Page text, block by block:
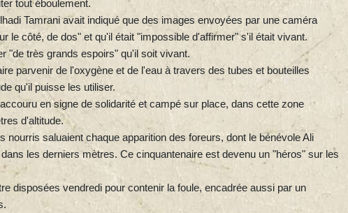
tout éboulement.
Tamrani avait indiqué que des images envoyées par une caméra
le côté, de dos" et qu'il était "impossible d'affirmer" s'il était vivant.
"de très grands espoirs" qu'il soit vivant.
parvenir de l'oxygène et de l'eau à travers des tubes et bouteilles
qu'il puisse les utiliser.
en signe de solidarité et campé sur place, dans cette zone
d'altitude.
nourris saluaient chaque apparition des foreurs, dont le bénévole Ali
les derniers mètres. Ce cinquantenaire est devenu un "héros" sur les
disposées vendredi pour contenir la foule, encadrée aussi par un